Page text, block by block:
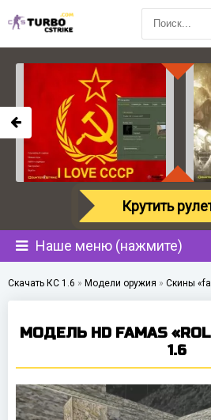
Наше меню (нажмите)
Скачать КС 1.6 » Модели оружия » Скины
МОДЕЛЬ HD FAMAS
1.6
Крутить